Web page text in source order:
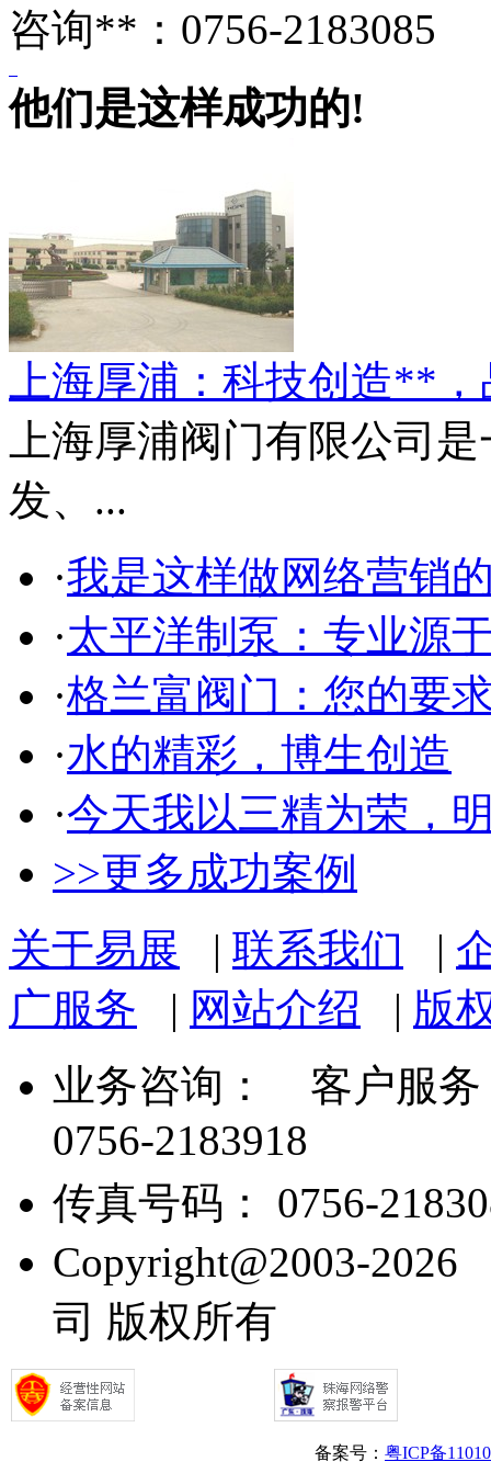
咨询**：0756-2183085
他们是这样成功的!
上海厚浦：科技创造**
上海厚浦阀门有限公司
发、...
·我是这样做网络营销
·太平洋制泵：专业源
·格兰富阀门：您的要
·水的精彩，博生创造
·今天我以三精为荣，
>>更多成功案例
关于易展 | 联系我们 |
广服务 | 网站介绍 | 版
业务咨询：
客户服务
0756-2183918
传真号码： 0756-
Copyright@2003-
司 版权所有
备案号： 粤ICP备